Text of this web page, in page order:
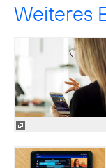
Weiteres